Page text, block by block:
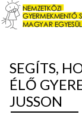
SEGÍTS,
ÉLŐ
JUSSON